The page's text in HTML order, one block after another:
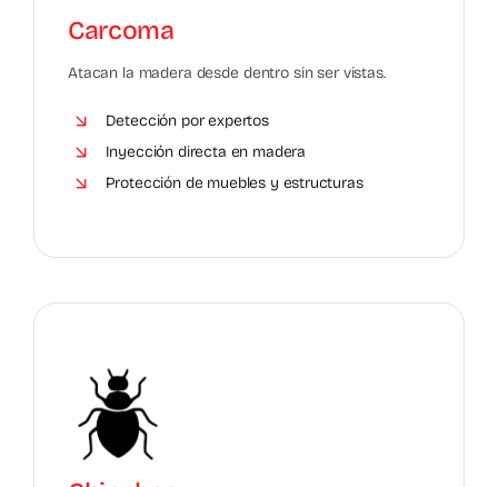
Carcoma
Atacan la madera desde dentro sin ser vistas.
Detección por expertos
Inyección directa en madera
Protección de muebles y estructuras